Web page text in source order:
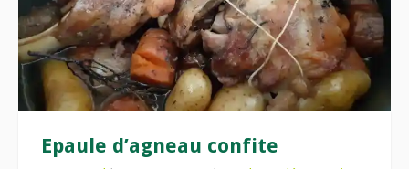
Epaule d’agneau confite